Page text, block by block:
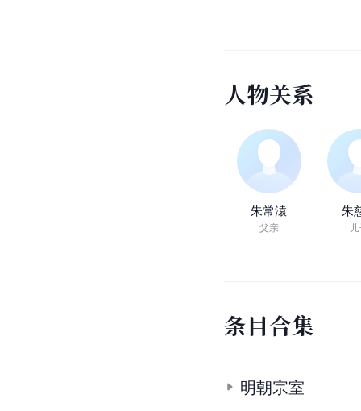
人物关系
朱常溒
父亲
朱
条目合集
明朝宗室